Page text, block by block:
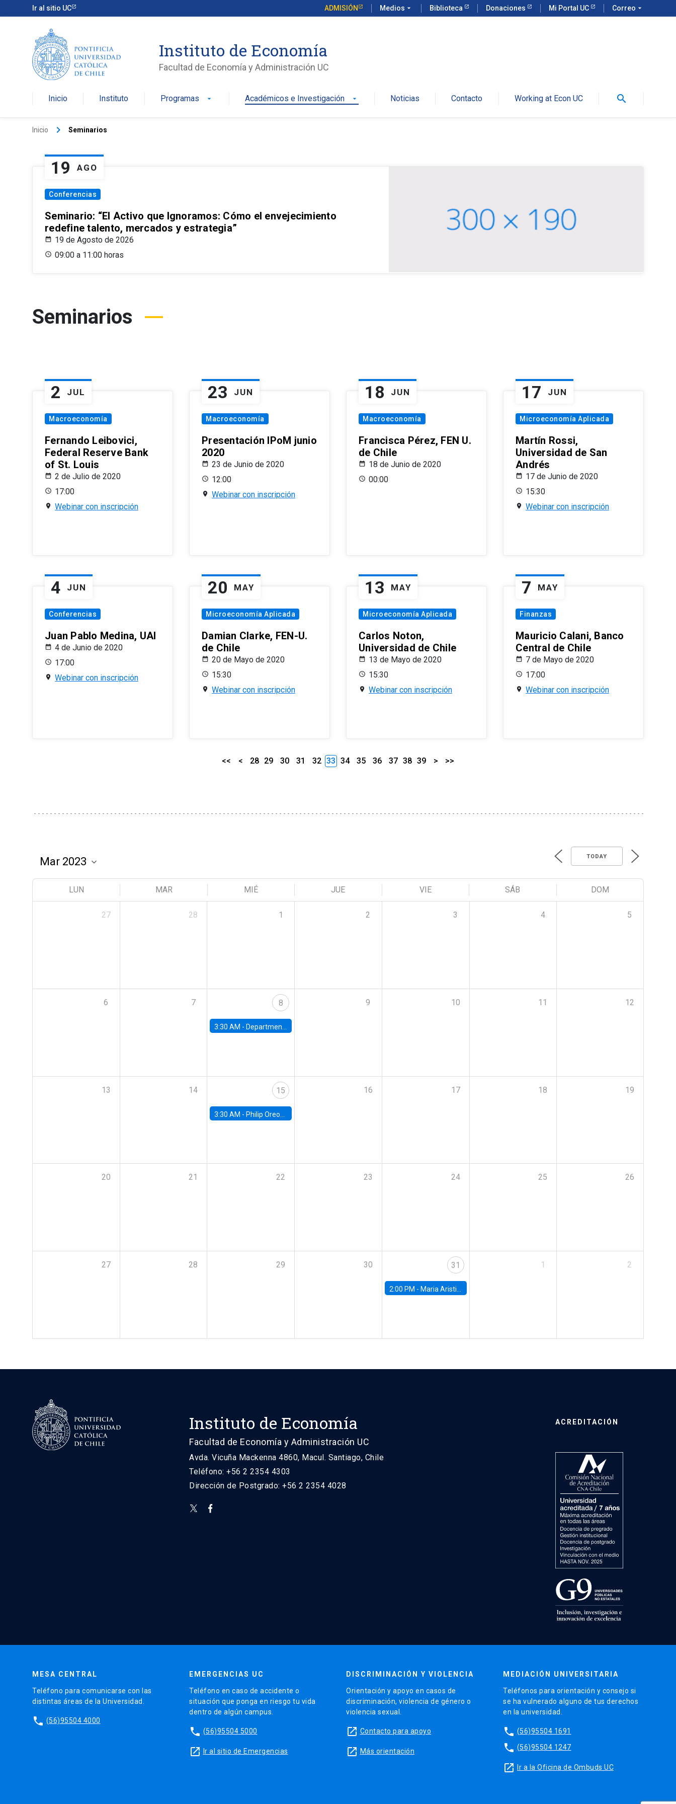
Ir al sitio UC ADMISIÓN Medios arrow_drop_down Biblioteca Donaciones Mi Portal UC Correo arrow_drop_down
Instituto de Economía
Facultad de Economía y Administración UC
Inicio Instituto Programas arrow_drop_down Académicos e Investigación arrow_drop_down Noticias Contacto Working at Econ UC search
Inicio keyboard_arrow_right Seminarios
19 AGO
Conferencias
Seminario: “El Activo que Ignoramos: Cómo el envejecimiento
redefine talento, mercados y estrategia”
19 de Agosto de 2026
09:00 a 11:00 horas
Seminarios
2 JUL
Macroeconomía
Fernando Leibovici,
Federal Reserve Bank
of St. Louis
2 de Julio de 2020
17:00
Webinar con inscripción
23 JUN
Macroeconomía
Presentación IPoM junio
2020
23 de Junio de 2020
12:00
Webinar con inscripción
18 JUN
Macroeconomía
Francisca Pérez, FEN U.
de Chile
18 de Junio de 2020
00:00
17 JUN
Microeconomía Aplicada
Martín Rossi,
Universidad de San
Andrés
17 de Junio de 2020
15:30
Webinar con inscripción
4 JUN
Conferencias
Juan Pablo Medina, UAI
4 de Junio de 2020
17:00
Webinar con inscripción
20 MAY
Microeconomía Aplicada
Damian Clarke, FEN-U.
de Chile
20 de Mayo de 2020
15:30
Webinar con inscripción
13 MAY
Microeconomía Aplicada
Carlos Noton,
Universidad de Chile
13 de Mayo de 2020
15:30
Webinar con inscripción
7 MAY
Finanzas
Mauricio Calani, Banco
Central de Chile
7 de Mayo de 2020
17:00
Webinar con inscripción
<< < 28 29 30 31 32 33 34 35 36 37 38 39 > >>
TODAY
LUN MAR MIÉ JUE VIE SÁB DOM
27 28 1 2 3 4 5
6 7 8
3:30 AM - Department Seminar: James Robinson
9 10 11 12
13 14 15
3:30 AM - Philip Oreopolous, University of Toronto
16 17 18 19
20 21 22 23 24 25 26
27 28 29 30 31
2:00 PM - Maria Aristizabal-Ramirez, FED Board
1 2
Instituto de Economía
Facultad de Economía y Administración UC
Avda. Vicuña Mackenna 4860, Macul. Santiago, Chile
Teléfono: +56 2 2354 4303
Dirección de Postgrado: +56 2 2354 4028
ACREDITACIÓN
MESA CENTRAL
Teléfono para comunicarse con las
distintas áreas de la Universidad.
phone (56)95504 4000
EMERGENCIAS UC
Teléfono en caso de accidente o
situación que ponga en riesgo tu vida
dentro de algún campus.
phone (56)95504 5000
launch Ir al sitio de Emergencias
DISCRIMINACIÓN Y VIOLENCIA
Orientación y apoyo en casos de
discriminación, violencia de género o
violencia sexual.
launch Contacto para apoyo
launch Más orientación
MEDIACIÓN UNIVERSITARIA
Teléfonos para orientación y consejo si
se ha vulnerado alguno de tus derechos
en la universidad.
phone (56)95504 1691
phone (56)95504 1247
launch Ir a la Oficina de Ombuds UC